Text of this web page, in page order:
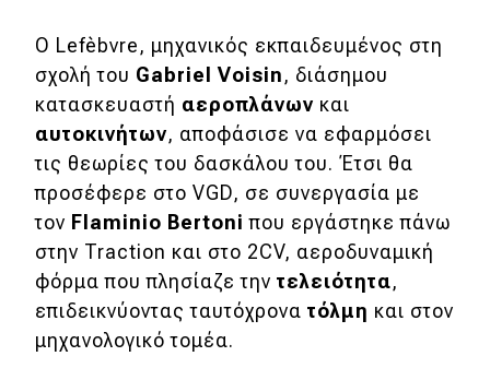
Συγκρίνουμε
Αγώνες
Formula 1
WRC
Motorsport
Eco
Ο Lefèbvre, μηχανικός εκπαιδευμένος στη
σχολή του Gabriel Voisin, διάσημου
κατασκευαστή αεροπλάνων και
αυτοκινήτων, αποφάσισε να εφαρμόσει
τις θεωρίες του δασκάλου του. Έτσι θα
προσέφερε στο VGD, σε συνεργασία με
τον Flaminio Bertoni που εργάστηκε πάνω
στην Traction και στο 2CV, αεροδυναμική
φόρμα που πλησίαζε την τελειότητα,
επιδεικνύοντας ταυτόχρονα τόλμη και στον
μηχανολογικό τομέα.